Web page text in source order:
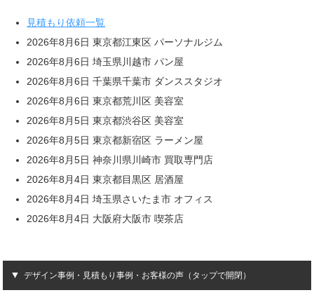
見積もり依頼一覧
2026年8月6日 東京都江東区 パーソナルジム
2026年8月6日 埼玉県川越市 パン屋
2026年8月6日 千葉県千葉市 ダンススタジオ
2026年8月6日 東京都荒川区 美容室
2026年8月5日 東京都渋谷区 美容室
2026年8月5日 東京都新宿区 ラーメン屋
2026年8月5日 神奈川県川崎市 買取専門店
2026年8月4日 東京都目黒区 居酒屋
2026年8月4日 埼玉県さいたま市 オフィス
2026年8月4日 大阪府大阪市 喫茶店
デザイン事例・見積もり事例・お客様の声（タップで開閉）